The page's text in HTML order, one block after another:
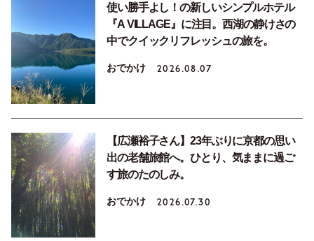
使い勝手よし！の新しいシンプルホテル
『A VILLAGE』に注目。西湖の静けさの
中でクイックリフレッシュの旅を。
おでかけ 2026.08.07
【広瀬裕子さん】23年ぶりに京都の思い
出の老舗旅館へ。ひとり、気ままに過ご
す旅のたのしみ。
おでかけ 2026.07.30